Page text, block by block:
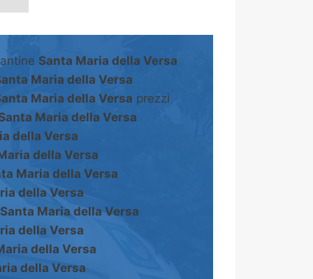
Santa Maria della Versa
Maria della Versa
Maria della Versa prezzi
Maria della Versa
della Versa
della Versa
Maria della Versa
della Versa
Santa Maria della Versa
della Versa
della Versa
della Versa